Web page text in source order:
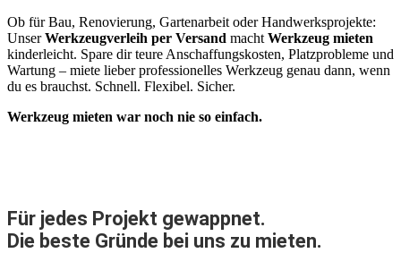
Ob für Bau, Renovierung, Gartenarbeit oder Handwerksprojekte:
UnserWerkzeugverleih per Versand macht Werkzeug mieten
kinderleicht. Spare dir teure Anschaffungskosten, Platzprobleme und
Wartung – miete lieber professionelles Werkzeug genau dann, wenn
du es brauchst. Schnell. Flexibel. Sicher.
Werkzeug mieten war noch nie so einfach.
Für jedes Projekt gewappnet.
Die beste Gründe bei uns zu mieten.